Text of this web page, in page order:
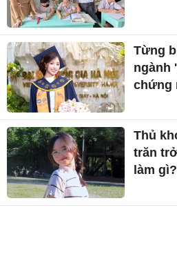
Từng
ngành
chứng
Thủ
trăn
làm